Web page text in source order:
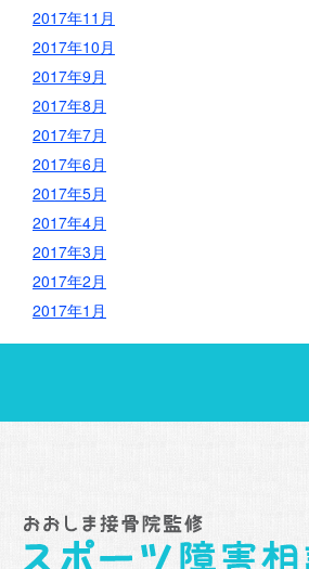
2017年11月
2017年10月
2017年9月
2017年8月
2017年7月
2017年6月
2017年5月
2017年4月
2017年3月
2017年2月
2017年1月